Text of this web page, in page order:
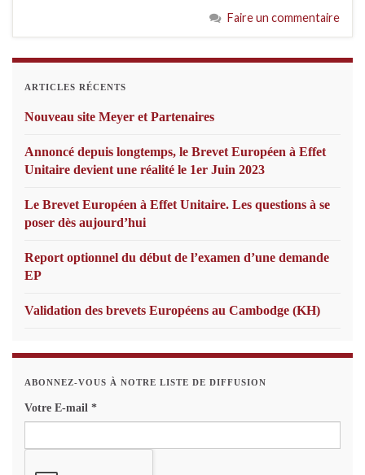
Faire un commentaire
ARTICLES RÉCENTS
Nouveau site Meyer et Partenaires
Annoncé depuis longtemps, le Brevet Européen à Effet
Unitaire devient une réalité le 1er Juin 2023
Le Brevet Européen à Effet Unitaire. Les questions à se
poser dès aujourd’hui
Report optionnel du début de l’examen d’une demande
EP
Validation des brevets Européens au Cambodge (KH)
ABONNEZ-VOUS À NOTRE LISTE DE DIFFUSION
Votre E-mail *